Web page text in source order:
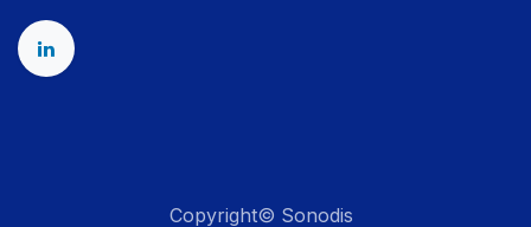
Copyright© Sonodis